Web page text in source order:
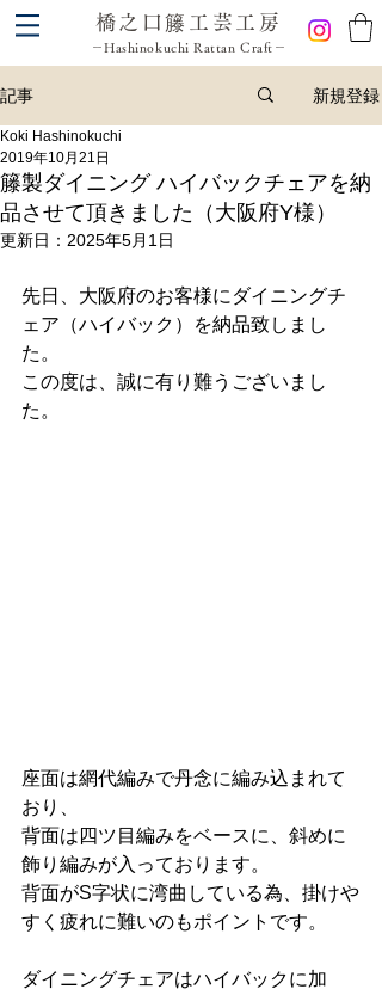
橋之口籐工芸工房
－Hashinokuchi Rattan Craft－
記事 新規登録
籐製ダイニング ハイバックチェアを納
品させて頂きました（大阪府Y様）
Koki Hashinokuchi
2019年10月21日
更新日： 2025年5月1日
先日、大阪府のお客様にダイニングチ
ェア（ハイバック）を納品致しまし
た。
この度は、誠に有り難うございまし
た。
座面は網代編みで丹念に編み込まれて
おり、
背面は四ツ目編みをベースに、斜めに
飾り編みが入っております。
背面がS字状に湾曲している為、掛けや
すく疲れに難いのもポイントです。
ダイニングチェアはハイバックに加